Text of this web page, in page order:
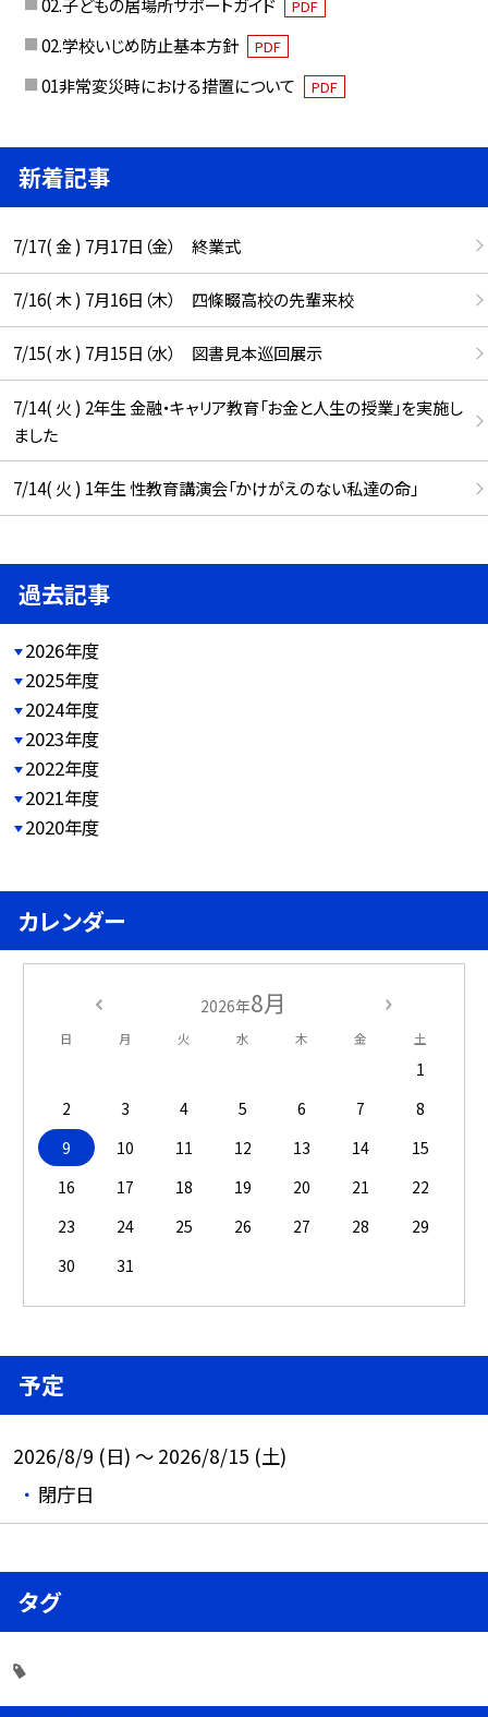
PDF
02.学校いじめ防止基本方針 PDF
01非常変災時における措置について PDF
新着記事
7/17( 金 ) 7月17日（金） 終業式
7/16( 木 ) 7月16日（木） 四條畷高校の先輩来校
7/15( 水 ) 7月15日（水） 図書見本巡回展示
7/14( 火 ) 2年生 金融・キャリア教育「お金と人生の授業」を実施し
ました
7/14( 火 ) 1年生 性教育講演会「かけがえのない私達の命」
過去記事
2026年度
2025年度
2024年度
2023年度
2022年度
2021年度
2020年度
カレンダー
2026年8月
日 月 火 水 木 金 土
1
2
3 4 5 6 7
8
9
10 11 12 13 14
15
16
17 18 19 20 21
22
23
24 25 26 27 28
29
30
31
予定
2026/8/9 (日) ～ 2026/8/15 (土)
閉庁日
タグ